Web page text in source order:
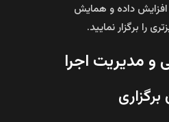
افزایش داده و همایش
را برگزار نمایید.
و مدیریت اجرا